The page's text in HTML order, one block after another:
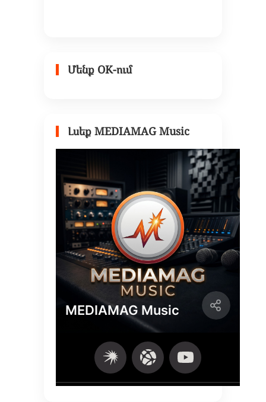
Մենք OK-ում
Լսեք MEDIAMAG Music